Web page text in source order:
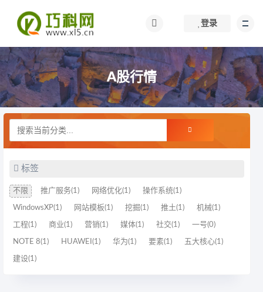
登录
A股行情
标签
不限 推广服务(1) 网络优化(1) 操作系统(1)
WindowsXP(1) 网站模板(1) 挖掘(1) 推土(1) 机械(1)
工程(1) 商业(1) 营销(1) 媒体(1) 社交(1) 一号(0)
NOTE 8(1) HUAWEI(1) 华为(1) 要素(1) 五大核心(1)
建设(1)